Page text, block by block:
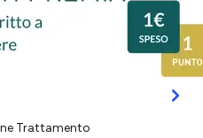
Trattamento